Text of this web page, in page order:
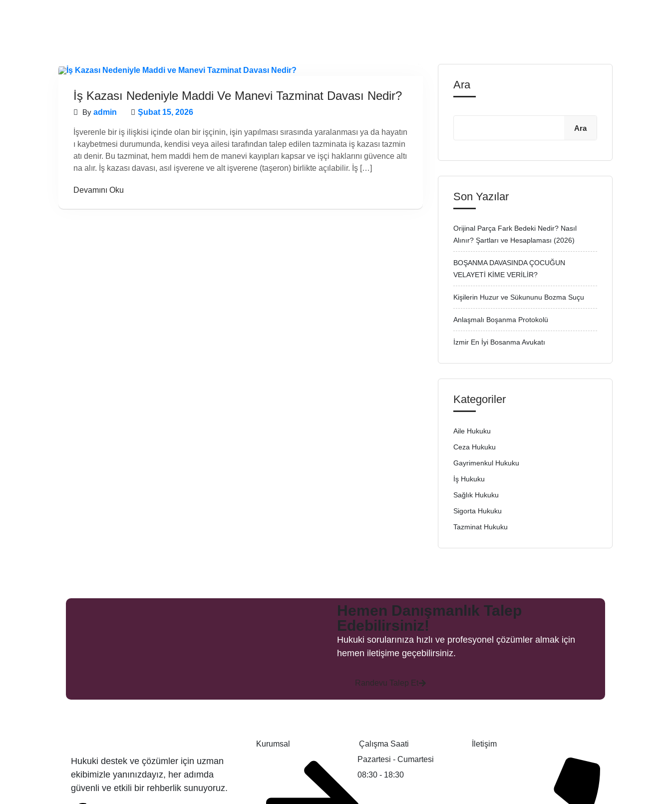
İş Kazası Nedeniyle Maddi Ve Manevi Tazminat Davası Nedir?
By admin Şubat 15, 2026
İşverenle bir iş ilişkisi içinde olan bir işçinin, işin yapılması sırasında yaralanması ya da hayatın
ı kaybetmesi durumunda, kendisi veya ailesi tarafından talep edilen tazminata iş kazası tazmin
atı denir. Bu tazminat, hem maddi hem de manevi kayıpları kapsar ve işçi haklarını güvence altı
na alır. İş kazası davası, asıl işverene ve alt işverene (taşeron) birlikte açılabilir. İş […]
Devamını Oku
Ara
Ara
Son Yazılar
Orijinal Parça Fark Bedeki Nedir? Nasıl
Alınır? Şartları ve Hesaplaması (2026)
BOŞANMA DAVASINDA ÇOCUĞUN
VELAYETİ KİME VERİLİR?
Kişilerin Huzur ve Sükununu Bozma Suçu
Anlaşmalı Boşanma Protokolü
İzmir En İyi Bosanma Avukatı
Kategoriler
Aile Hukuku
Ceza Hukuku
Gayrimenkul Hukuku
İş Hukuku
Sağlık Hukuku
Sigorta Hukuku
Tazminat Hukuku
Hemen Danışmanlık Talep
Edebilirsiniz!
Hukuki sorularınıza hızlı ve profesyonel çözümler almak için
hemen iletişime geçebilirsiniz.
Randevu Talep Et
Hukuki destek ve çözümler için uzman
ekibimizle yanınızdayız, her adımda
güvenli ve etkili bir rehberlik sunuyoruz.
Kurumsal
Çalışma Saati
Pazartesi - Cumartesi
08:30 - 18:30
İletişim